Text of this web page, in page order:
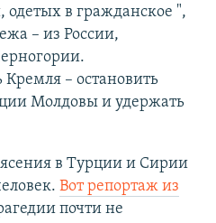
одетых в гражданское ",
– из России,
– остановить
Молдовы и удержать
в Турции и Сирии
Вот репортаж из
почти не